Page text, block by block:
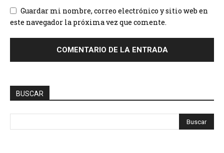
Guardar mi nombre, correo electrónico y sitio web en
este navegador la próxima vez que comente.
BUSCAR